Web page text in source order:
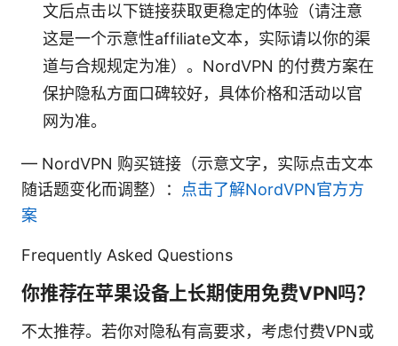
文后点击以下链接获取更稳定的体验（请注意
这是一个示意性affiliate文本，实际请以你的渠
道与合规规定为准）。NordVPN 的付费方案在
保护隐私方面口碑较好，具体价格和活动以官
网为准。
— NordVPN 购买链接（示意文字，实际点击文本
随话题变化而调整）： 点击了解NordVPN官方方
案
Frequently Asked Questions
你推荐在苹果设备上长期使用免费VPN吗？
不太推荐。若你对隐私有高要求，考虑付费VPN或